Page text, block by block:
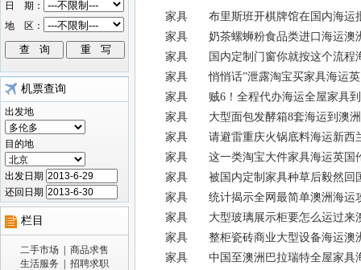
机票查询
出发地
目的地
出发日期
还回日期
栏目
二手市场
商品求售
生活服务
招聘求职
家具
布里斯班开棋牌馆在国内海运
家具
奶茶螺蛳粉食品类进口海运澳
家具
国内定制门窗你就按这个流程
家具
悄悄话”泄露淘宝买家具海运
家具
贼6！全程代办海运全屋家具
家具
大型面包发酵箱8套海运到澳
家具
请避雷重庆火锅底料海运新西
家具
这一类淘宝大件家具海运英国
家具
被国内定制家具种草后毅然回
家具
统计揭示全网最简单澳洲海运
家具
大型玻璃展示柜要怎么运过来
家具
整柜瓷砖商业大型设备海运澳
家具
中国至澳洲巴拉瑞特全屋家具